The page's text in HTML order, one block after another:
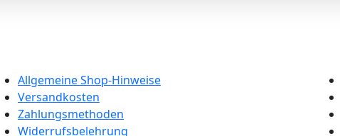
Allgemeine Shop-Hinweise
Versandkosten
Zahlungsmethoden
Widerrufsbelehrung